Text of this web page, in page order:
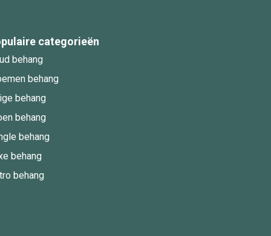
categorieën
behang
behang
behang
behang
behang
behang
behang